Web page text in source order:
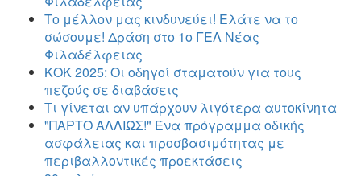
Το μέλλον μας κινδυνεύει! Ελάτε να το
σώσουμε! Δράση στο 1ο ΓΕΛ Νέας
Φιλαδέλφειας
ΚΟΚ 2025: Οι οδηγοί σταματούν για τους
πεζούς σε διαβάσεις
Τι γίνεται αν υπάρχουν λιγότερα αυτοκίνητα
"ΠΑΡΤΟ ΑΛΛΙΏΣ!" Ένα πρόγραμμα οδικής
ασφάλειας και προσβασιμότητας με
περιβαλλοντικές προεκτάσεις